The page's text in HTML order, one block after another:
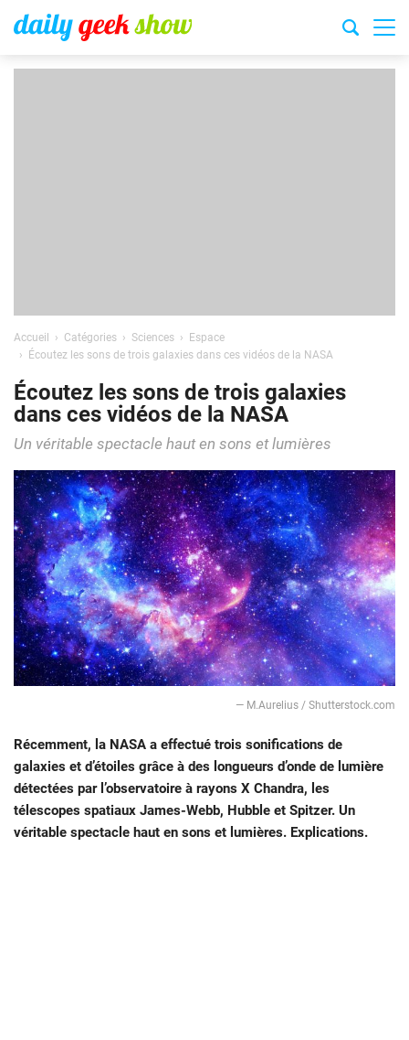
Accueil Catégories Sciences
Espace
Écoutez les sons de trois galaxies dans ces vidéos de la NASA
Écoutez les sons de trois galaxies
dans ces vidéos de la NASA
Un véritable spectacle haut en sons et lumières
— M.Aurelius / Shutterstock.com
Récemment, la NASA a effectué trois sonifications de
galaxies et d’étoiles grâce à des longueurs d’onde de lumière
détectées par l’observatoire à rayons X Chandra, les
télescopes spatiaux James-Webb, Hubble et Spitzer. Un
véritable spectacle haut en sons et lumières. Explications.